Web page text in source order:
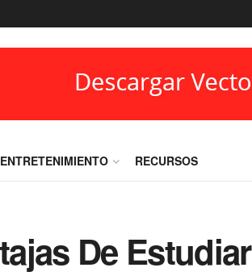
ENTRETENIMIENTO RECURSOS
De Estudiar